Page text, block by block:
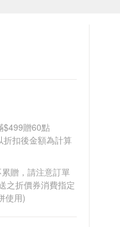
$499贈60點
扣後金額為計算
贈，請注意訂單
之折價券消費指定
使用)